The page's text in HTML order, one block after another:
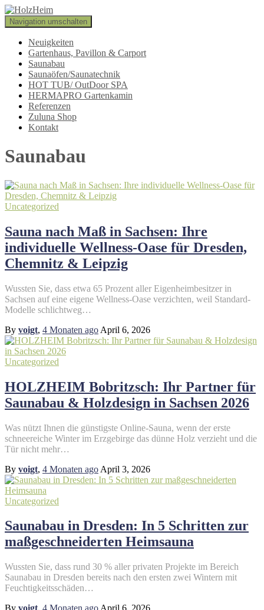
Navigation umschalten
Neuigkeiten
Gartenhaus, Pavillon & Carport
Saunabau
Saunaöfen/Saunatechnik
HOT TUB/ OutDoor SPA
HERMAPRO Gartenkamin
Referenzen
Zuluna Shop
Kontakt
Saunabau
Uncategorized
Sauna nach Maß in Sachsen: Ihre
individuelle Wellness-Oase für Dresden,
Chemnitz & Leipzig
Wussten Sie, dass etwa 65 Prozent aller Eigenheimbesitzer in
Sachsen auf eine eigene Wellness-Oase verzichten, weil Standard-
Modelle schlichtweg…
By voigt, 4 Monaten ago April 6, 2026
Uncategorized
HOLZHEIM Bobritzsch: Ihr Partner für
Saunabau & Holzdesign in Sachsen 2026
Was nützt Ihnen die günstigste Online-Sauna, wenn der erste
schneereiche Winter im Erzgebirge das dünne Holz verzieht und die
Tür nicht mehr…
By voigt, 4 Monaten ago April 3, 2026
Uncategorized
Saunabau in Dresden: In 5 Schritten zur
maßgeschneiderten Heimsauna
Wussten Sie, dass rund 30 % aller privaten Projekte im Bereich
Saunabau in Dresden bereits nach den ersten zwei Wintern mit
Feuchtigkeitsschäden…